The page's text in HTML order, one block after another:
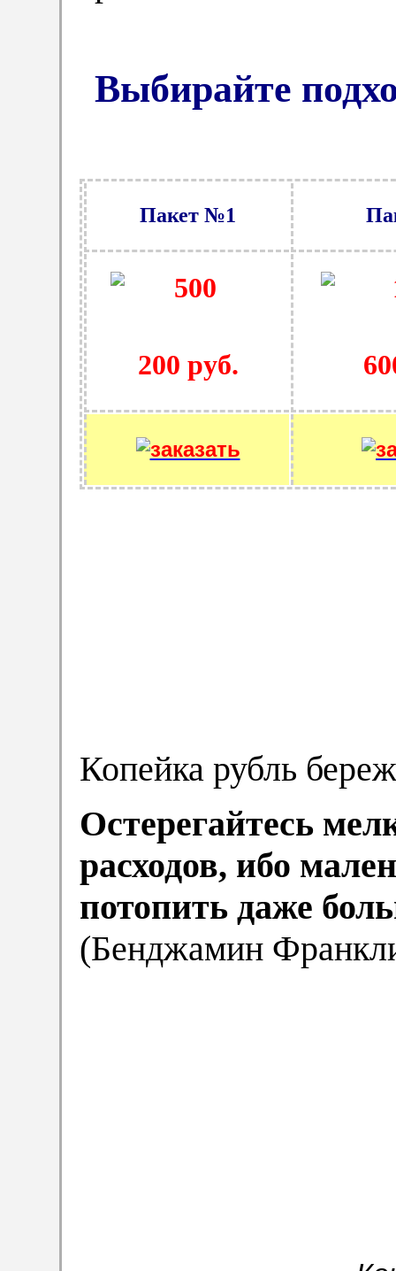
Выбирайте
Пакет №1
200 руб.
Копейка рубль
Остерегайтесь
расходов, ибо
потопить даже
(Бенджамин